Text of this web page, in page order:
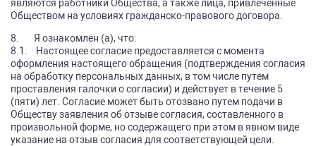
являются работники Общества, а также лица, привлеченные
Обществом на условиях гражданско-правового договора.
8. Я ознакомлен (а), что:
8.1. Настоящее согласие предоставляется с момента
оформления настоящего обращения (подтверждения согласия
на обработку персональных данных, в том числе путем
проставления галочки о согласии) и действует в течение 5
(пяти) лет. Согласие может быть отозвано путем подачи в
Обществу заявления об отзыве согласия, составленного в
произвольной форме, но содержащего при этом в явном виде
указание на отзыв согласия для соответствующей цели.